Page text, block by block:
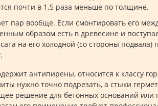
почти в 1.5 раза меньше по толщине.
пар вообще. Если смонтировать его
образом есть в древесине и
на его холодной (со стороны
антипирены, относится к классу
нужно точно подрезать, а стыки
решение для бетонных оснований или